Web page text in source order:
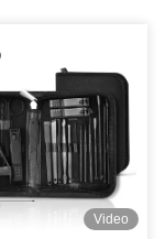
Video